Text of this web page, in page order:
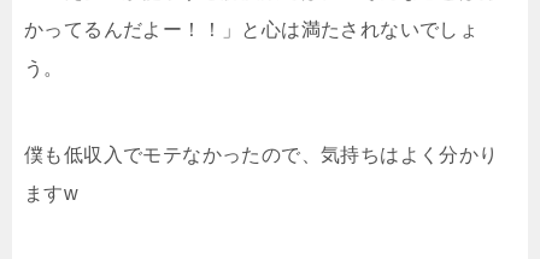
かってるんだよー！！」と心は満たされないでしょ
う。
僕も低収入でモテなかったので、気持ちはよく分かり
ますw